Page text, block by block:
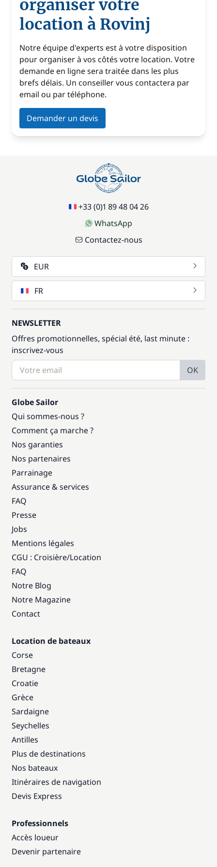
organiser votre
location à Rovinj
Notre équipe d'experts est à votre disposition
pour organiser à vos côtés votre location. Votre
demande en ligne sera traitée dans les plus
brefs délais. Un conseiller vous contactera par
email ou par téléphone.
Demander un devis
+33 (0)1 89 48 04 26
WhatsApp
Contactez-nous
EUR
FR
NEWSLETTER
Offres promotionnelles, spécial été, last minute :
inscrivez-vous
OK
Globe Sailor
Qui sommes-nous ?
Comment ça marche ?
Nos garanties
Nos partenaires
Parrainage
Assurance & services
FAQ
Presse
Jobs
Mentions légales
CGU : Croisière/Location
FAQ
Notre Blog
Notre Magazine
Contact
Location de bateaux
Corse
Bretagne
Croatie
Grèce
Sardaigne
Seychelles
Antilles
Plus de destinations
Nos bateaux
Itinéraires de navigation
Devis Express
Professionnels
Accès loueur
Devenir partenaire